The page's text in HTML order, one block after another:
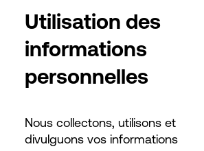
Utilisation des
informations
personnelles
Nous collectons, utilisons et
divulguons vos informations